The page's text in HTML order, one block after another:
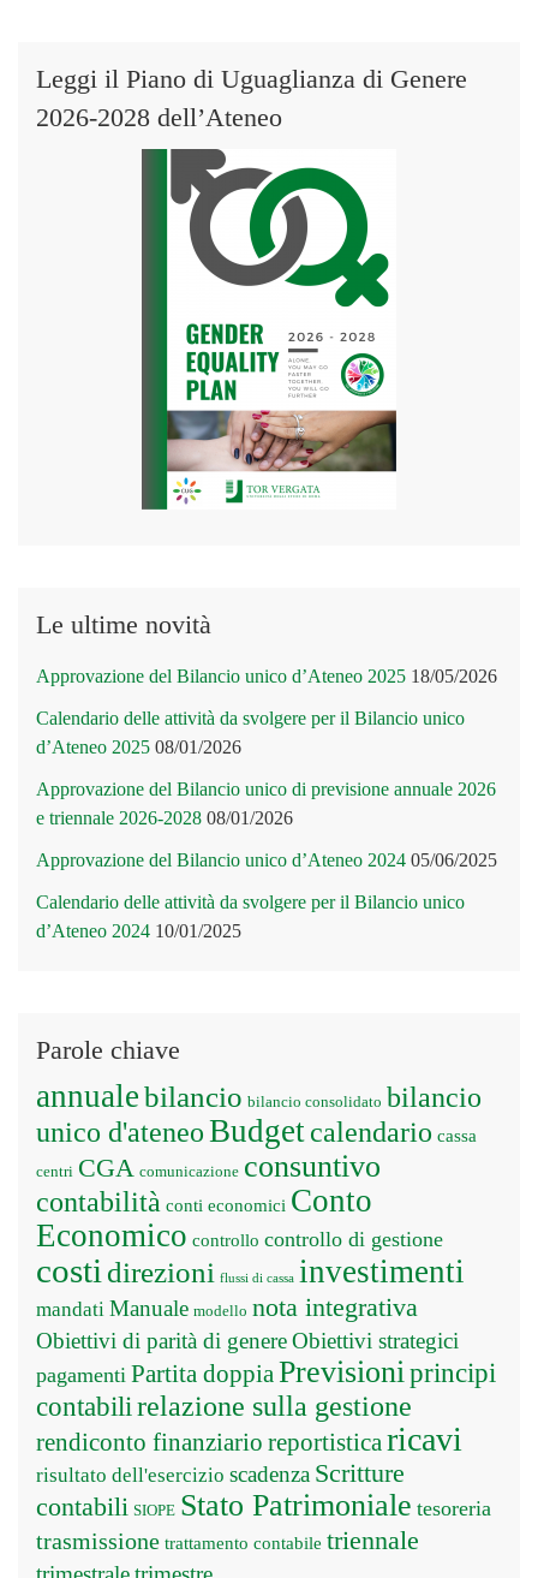
Leggi il Piano di Uguaglianza di Genere
2026-2028 dell’Ateneo
Le ultime novità
Approvazione del Bilancio unico d’Ateneo 2025 18/05/2026
Calendario delle attività da svolgere per il Bilancio unico
d’Ateneo 2025 08/01/2026
Approvazione del Bilancio unico di previsione annuale 2026
e triennale 2026-2028 08/01/2026
Approvazione del Bilancio unico d’Ateneo 2024 05/06/2025
Calendario delle attività da svolgere per il Bilancio unico
d’Ateneo 2024 10/01/2025
Parole chiave
annualebilancio bilancio consolidato bilancio
unico d'ateneoBudgetcalendario cassa
centri CGA comunicazione consuntivo
contabilità conti economici Conto
Economico controllo controllo di gestione
costi direzioni flussi di cassa investimenti
mandati Manuale modello nota integrativa
Obiettivi di parità di genereObiettivi strategici
pagamenti Partita doppiaPrevisioniprincipi
contabilirelazione sulla gestione
rendiconto finanziario reportisticaricavi
risultato dell'esercizio scadenza Scritture
contabili SIOPE Stato Patrimoniale tesoreria
trasmissione trattamento contabile triennale